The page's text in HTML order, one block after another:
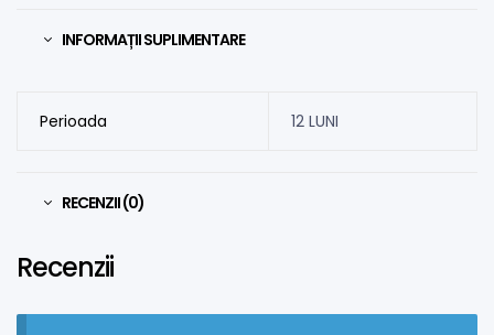
INFORMAȚII SUPLIMENTARE
Perioada 12 LUNI
RECENZII (0)
Recenzii